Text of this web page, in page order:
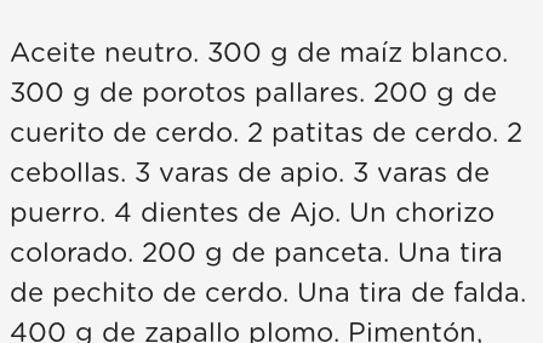
Aceite neutro. 300 g de maíz blanco.
300 g de porotos pallares. 200 g de
cuerito de cerdo. 2 patitas de cerdo. 2
cebollas. 3 varas de apio. 3 varas de
puerro. 4 dientes de Ajo. Un chorizo
colorado. 200 g de panceta. Una tira
de pechito de cerdo. Una tira de falda.
400 g de zapallo plomo. Pimentón,